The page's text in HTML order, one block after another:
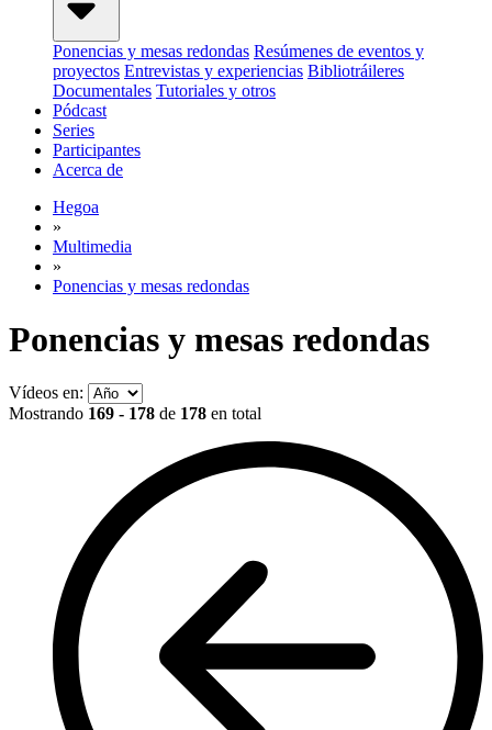
Ponencias y mesas redondas Resúmenes de eventos y
proyectos Entrevistas y experiencias Bibliotráileres
Documentales Tutoriales y otros
Pódcast
Series
Participantes
Acerca de
Hegoa
»
Multimedia
»
Ponencias y mesas redondas
Ponencias y mesas redondas
Vídeos en:
Mostrando 169 - 178 de 178 en total